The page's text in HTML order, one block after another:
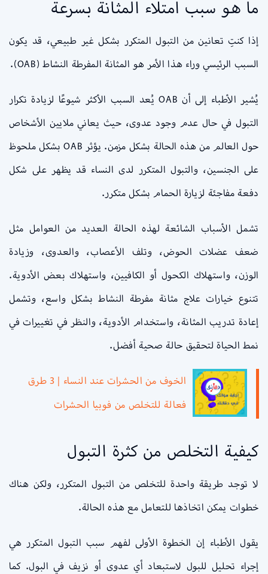
ما هو سبب امتلاء المثانة بسرعة
إذا كنتِ تعانين من التبول المتكرر بشكل غير طبيعي، قد يكون
السبب الرئيسي وراء هذا الأمر هو المثانة المفرطة النشاط (OAB).
يُشير الأطباء إلى أن OAB يُعد السبب الأكثر شيوعًا لزيادة تكرار
التبول في حال عدم وجود عدوى، حيث يعاني ملايين الأشخاص
حول العالم من هذه الحالة بشكل مزمن. يؤثر OAB بشكل ملحوظ
على الجنسين، والتبول المتكرر لدى النساء قد يظهر على شكل
دفعة مفاجئة لزيارة الحمام بشكل متكرر.
تشمل الأسباب الشائعة لهذه الحالة العديد من العوامل مثل
ضعف عضلات الحوض، وتلف الأعصاب، والعدوى، وزيادة
الوزن، واستهلاك الكحول أو الكافيين، واستهلاك بعض الأدوية.
تتنوع خيارات علاج مثانة مفرطة النشاط بشكل واسع، وتشمل
إعادة تدريب المثانة، واستخدام الأدوية، والنظر في تغييرات في
نمط الحياة لتحقيق حالة صحية أفضل.
الخوف من الحشرات عند النساء | 3 طرق
فعالة للتخلص من فوبيا الحشرات
كيفية التخلص من كثرة التبول
لا توجد طريقة واحدة للتخلص من التبول المتكرر، ولكن هناك
خطوات يمكن اتخاذها للتعامل مع هذه الحالة.
يقول الأطباء إن الخطوة الأولى لفهم سبب التبول المتكرر هي
إجراء تحليل للبول لاستبعاد أي عدوى أو نزيف في البول. كما